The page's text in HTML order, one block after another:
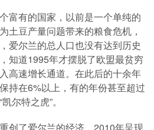
富有的国家，以前是一个单纯的
土豆产量问题带来的粮食危机，
爱尔兰的总人口也没有达到历史
知道1995年才摆脱了欧盟最贫穷
高速增长通道。在此后的十余年
持在6%以上，有的年份甚至超过
尔特之虎”。